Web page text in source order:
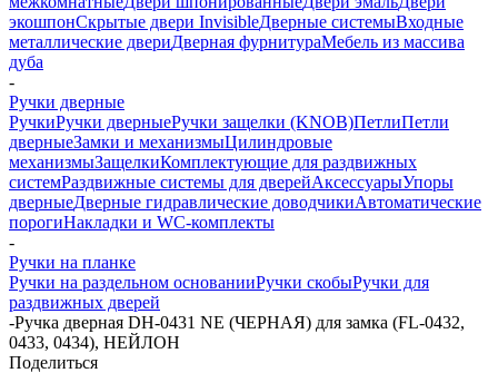
экошпонСкрытые двери InvisibleДверные системыВходные
металлические двериДверная фурнитураМебель из массива
дуба
-
Ручки дверные
РучкиРучки дверныеРучки защелки (KNOB)ПетлиПетли
дверныеЗамки и механизмыЦилиндровые
механизмыЗащелкиКомплектующие для раздвижных
системРаздвижные системы для дверейАксессуарыУпоры
дверныеДверные гидравлические доводчикиАвтоматические
порогиНакладки и WC-комплекты
-
Ручки на планке
Ручки на раздельном основанииРучки скобыРучки для
раздвижных дверей
-Ручка дверная DH-0431 NE (ЧЕРНАЯ) для замка (FL-0432,
0433, 0434), НЕЙЛОН
Поделиться